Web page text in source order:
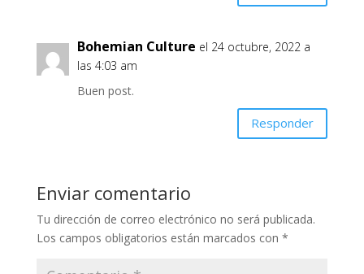
Bohemian Culture el 24 octubre, 2022 a
las 4:03 am
Buen post.
Responder
Enviar comentario
Tu dirección de correo electrónico no será publicada.
Los campos obligatorios están marcados con *